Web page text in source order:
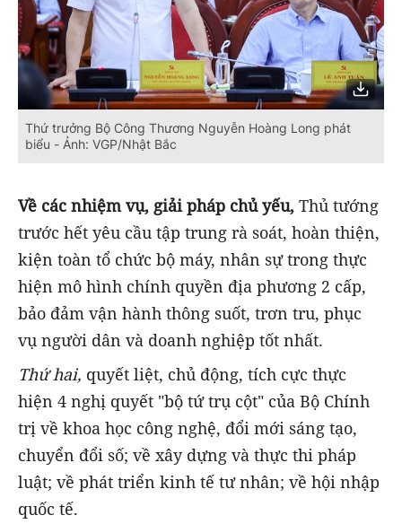
Thứ trưởng Bộ Công Thương Nguyễn Hoàng Long phát
biểu - Ảnh: VGP/Nhật Bắc
Về các nhiệm vụ, giải pháp chủ yếu, Thủ tướng
trước hết yêu cầu tập trung rà soát, hoàn thiện,
kiện toàn tổ chức bộ máy, nhân sự trong thực
hiện mô hình chính quyền địa phương 2 cấp,
bảo đảm vận hành thông suốt, trơn tru, phục
vụ người dân và doanh nghiệp tốt nhất.
Thứ hai, quyết liệt, chủ động, tích cực thực
hiện 4 nghị quyết "bộ tứ trụ cột" của Bộ Chính
trị về khoa học công nghệ, đổi mới sáng tạo,
chuyển đổi số; về xây dựng và thực thi pháp
luật; về phát triển kinh tế tư nhân; về hội nhập
quốc tế.